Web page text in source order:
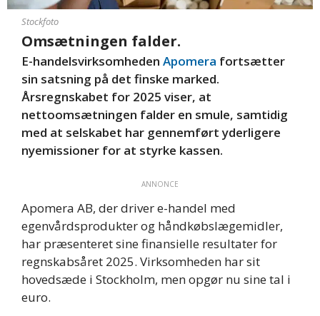
Stockfoto
Omsætningen falder.
E-handelsvirksomheden Apomera fortsætter
sin satsning på det finske marked.
Årsregnskabet for 2025 viser, at
nettoomsætningen falder en smule, samtidig
med at selskabet har gennemført yderligere
nyemissioner for at styrke kassen.
ANNONCE
Apomera AB, der driver e-handel med
egenvårdsprodukter og håndkøbslægemidler,
har præsenteret sine finansielle resultater for
regnskabsåret 2025. Virksomheden har sit
hovedsæde i Stockholm, men opgør nu sine tal i
euro.